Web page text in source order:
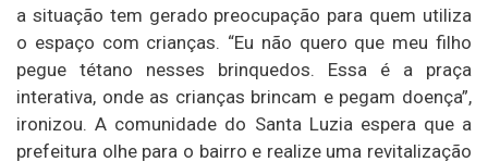
a situação tem gerado preocupação para quem utiliza
o espaço com crianças. “Eu não quero que meu filho
pegue tétano nesses brinquedos. Essa é a praça
interativa, onde as crianças brincam e pegam doença”,
ironizou. A comunidade do Santa Luzia espera que a
prefeitura olhe para o bairro e realize uma revitalização